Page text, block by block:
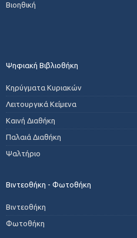
Βιοηθική
Ψηφιακή Βιβλιοθήκη
Κηρύγματα Κυριακών
Λειτουργικά Κείμενα
Καινή Διαθήκη
Παλαιά Διαθήκη
Ψαλτήριο
Βιντεοθήκη - Φωτοθήκη
Βιντεοθήκη
Φωτοθήκη